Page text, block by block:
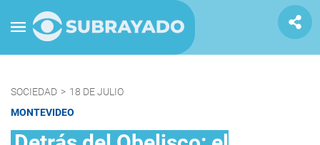
SOCIEDAD > 18 DE JULIO
MONTEVIDEO